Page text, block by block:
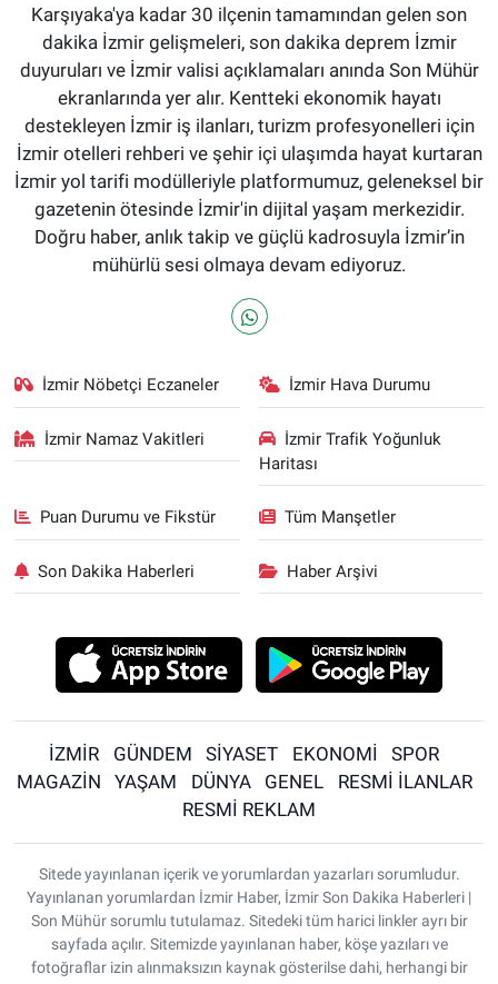
Karşıyaka'ya kadar 30 ilçenin tamamından gelen son
dakika İzmir gelişmeleri, son dakika deprem İzmir
duyuruları ve İzmir valisi açıklamaları anında Son Mühür
ekranlarında yer alır. Kentteki ekonomik hayatı
destekleyen İzmir iş ilanları, turizm profesyonelleri için
İzmir otelleri rehberi ve şehir içi ulaşımda hayat kurtaran
İzmir yol tarifi modülleriyle platformumuz, geleneksel bir
gazetenin ötesinde İzmir'in dijital yaşam merkezidir.
Doğru haber, anlık takip ve güçlü kadrosuyla İzmir’in
mühürlü sesi olmaya devam ediyoruz.
İzmir Nöbetçi Eczaneler İzmir Hava Durumu
İzmir Namaz Vakitleri
İzmir Trafik Yoğunluk
Haritası
Puan Durumu ve Fikstür Tüm Manşetler
Son Dakika Haberleri Haber Arşivi
İZMİR GÜNDEM SİYASET EKONOMİ
SPOR
MAGAZİN
YAŞAM DÜNYA GENEL
RESMİ İLANLAR
RESMİ REKLAM
Sitede yayınlanan içerik ve yorumlardan yazarları sorumludur.
Yayınlanan yorumlardan İzmir Haber, İzmir Son Dakika Haberleri |
Son Mühür sorumlu tutulamaz. Sitedeki tüm harici linkler ayrı bir
sayfada açılır. Sitemizde yayınlanan haber, köşe yazıları ve
fotoğraflar izin alınmaksızın kaynak gösterilse dahi, herhangi bir